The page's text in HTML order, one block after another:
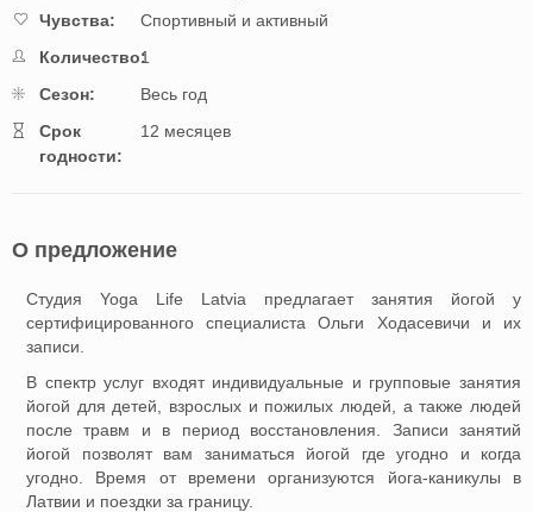
Чувства:
Спортивный и активный
Количество:1
Cезон:
Весь год
Cрок
годности:
12 месяцев
О предложение
Студия Yoga Life Latvia предлагает занятия йогой у
сертифицированного специалиста Ольги Ходаcевичи и их
записи.
В спектр услуг входят индивидуальные и групповые занятия
йогой для детей, взрослых и пожилых людей, а также людей
после травм и в период восстановления. Записи занятий
йогой позволят вам заниматься йогой где угодно и когда
угодно. Время от времени организуются йога-каникулы в
Латвии и поездки за границу.